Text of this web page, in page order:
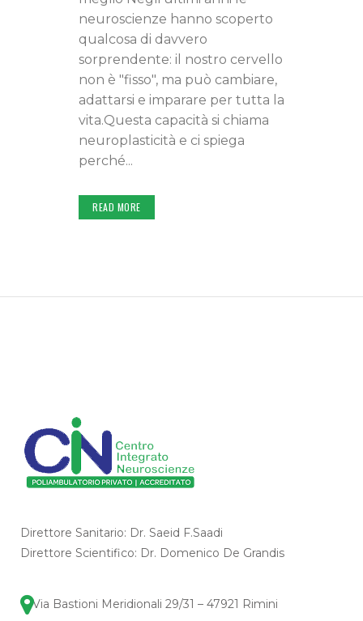
neuroscienze hanno scoperto
qualcosa di davvero
sorprendente: il nostro cervello
non è "fisso", ma può cambiare,
adattarsi e imparare per tutta la
vita.Questa capacità si chiama
neuroplasticità e ci spiega
perché...
READ MORE
Direttore Sanitario: Dr. Saeid F.Saadi
Direttore Scientifico: Dr. Domenico De Grandis
Via Bastioni Meridionali 29/31 – 47921 Rimini